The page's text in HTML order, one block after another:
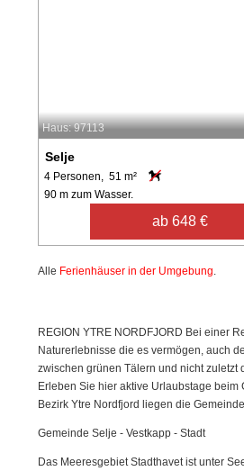
Haus: 97113
Selje
4 Personen, 51 m²
90 m zum Wasser.
ab 648 €
Alle Ferienhäuser in der Umgebung
REGION YTRE NORDFJORD Bei einer
Naturerlebnisse die es vermögen, auch
zwischen grünen Tälern und nicht zuletzt
Erleben Sie hier aktive Urlaubstage beim
Bezirk Ytre Nordfjord liegen die
Gemeinde Selje - Vestkapp - Stadt
Das Meeresgebiet Stadthavet ist unter